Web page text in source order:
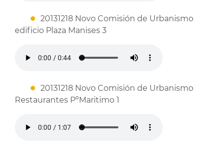
20131218 Novo Comisión de Urbanismo
edificio Plaza Manises 3
20131218 Novo Comisión de Urbanismo
Restaurantes PºMaritimo 1